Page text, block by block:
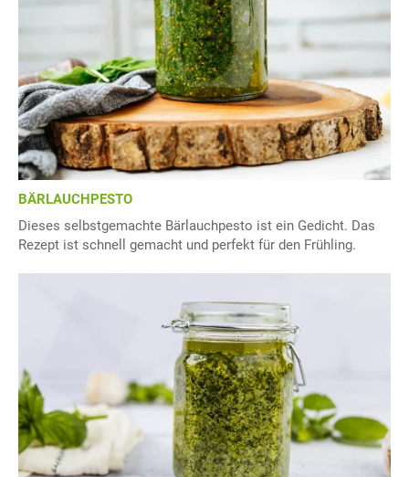
BÄRLAUCHPESTO
Dieses selbstgemachte Bärlauchpesto ist ein Gedicht. Das
Rezept ist schnell gemacht und perfekt für den Frühling.